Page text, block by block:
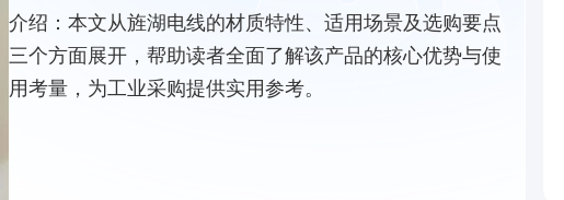
介绍： 本文从旌湖电线的材质特性、适用场景及选购要点
三个方面展开，帮助读者全面了解该产品的核心优势与使
用考量，为工业采购提供实用参考。